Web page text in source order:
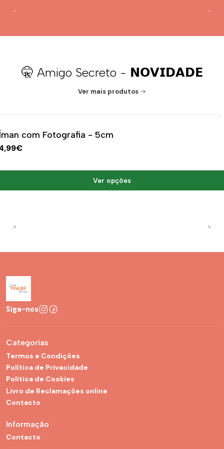
🤫 Amigo Secreto - 𝗡𝗢𝗩𝗜𝗗𝗔𝗗𝗘
Ver mais produtos
com Fotografia - 5cm
Ver opções
Siga-nos
Categorias
Termos e Condições
Política de Privacidade
Politica de Cookies
Livro de Reclamações online
Contacto
Informação
Contacto